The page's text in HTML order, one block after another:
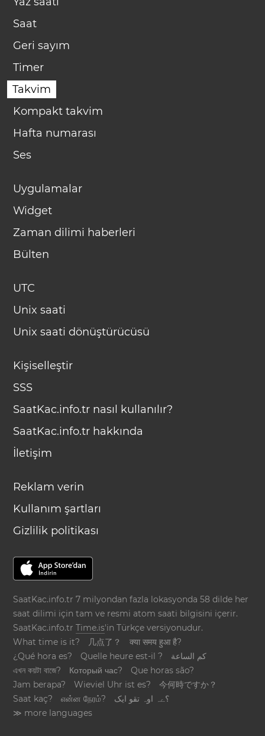
Saat
Geri sayım
Timer
Takvim
Kompakt takvim
Hafta numarası
Ses
Uygulamalar
Widget
Zaman dilimi haberleri
Bülten
UTC
Unix saati
Unix saati dönüştürücüsü
Kişiselleştir
SSS
SaatKac.info.tr nasıl kullanılır?
SaatKac.info.tr hakkında
İletişim
Reklam verin
Kullanım şartları
Gizlilik politikası
SaatKac.info.tr 7 milyondan fazla lokasyonda 58 dilde her
saat dilimi için tam ve resmi atom saati bilgisini içerir.
SaatKac.info.trTime.is'in Türkçe versiyonudur.
What time is it?
几点了？
क्या समय हुआ है?
¿Qué hora es?
Quelle heure est-il ?
كم الساعة
এখন কয়টা বাজে?
Который час?
Que horas são?
Jam berapa?
Wieviel Uhr ist es?
今何時ですか？
Saat kaç?
என்ன நேரம்?
؟ےہ اوہ تقو ایک
≫ more languages